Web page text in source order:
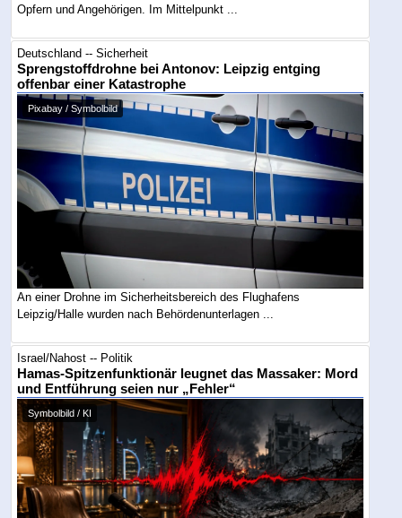
Opfern und Angehörigen. Im Mittelpunkt ...
Deutschland -- Sicherheit
Sprengstoffdrohne bei Antonov: Leipzig entging
offenbar einer Katastrophe
Pixabay / Symbolbild
An einer Drohne im Sicherheitsbereich des Flughafens
Leipzig/Halle wurden nach Behördenunterlagen ...
Israel/Nahost -- Politik
Hamas-Spitzenfunktionär leugnet das Massaker: Mord
und Entführung seien nur „Fehler“
Symbolbild / KI